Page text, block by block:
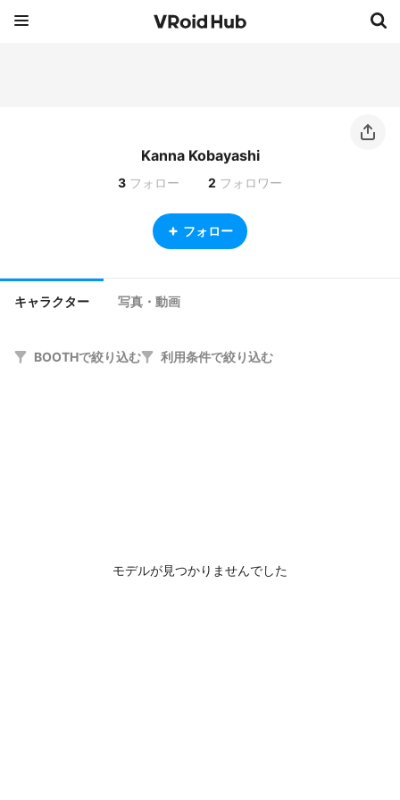
Kanna Kobayashi
3 フォロー 2 フォロワー
フォロー
キャラクター 写真・動画
BOOTHで絞り込む 利用条件で絞り込む
モデルが見つかりませんでした